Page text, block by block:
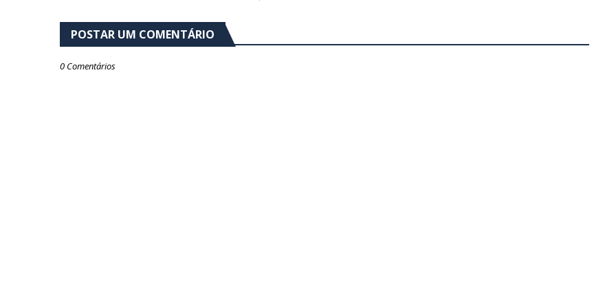
POSTAR UM COMENTÁRIO
0 Comentários